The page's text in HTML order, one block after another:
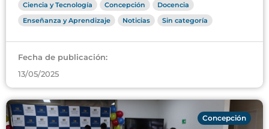
Ciencia y Tecnología Concepción
Docencia
Enseñanza y Aprendizaje
Noticias Sin categoría
Fecha de publicación:
13/05/2025
Concepción